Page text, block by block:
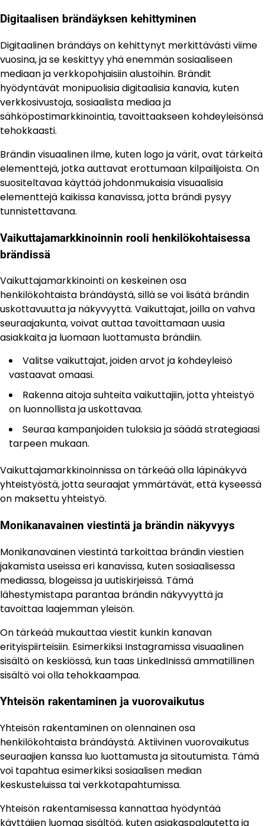
Digitaalisen brändäyksen kehittyminen
Digitaalinen brändäys on kehittynyt merkittävästi viime
vuosina, ja se keskittyy yhä enemmän sosiaaliseen
mediaan ja verkkopohjaisiin alustoihin. Brändit
hyödyntävät monipuolisia digitaalisia kanavia, kuten
verkkosivustoja, sosiaalista mediaa ja
sähköpostimarkkinointia, tavoittaakseen kohdeyleisönsä
tehokkaasti.
Brändin visuaalinen ilme, kuten logo ja värit, ovat tärkeitä
elementtejä, jotka auttavat erottumaan kilpailijoista. On
suositeltavaa käyttää johdonmukaisia visuaalisia
elementtejä kaikissa kanavissa, jotta brändi pysyy
tunnistettavana.
Vaikuttajamarkkinoinnin rooli henkilökohtaisessa
brändissä
Vaikuttajamarkkinointi on keskeinen osa
henkilökohtaista brändäystä, sillä se voi lisätä brändin
uskottavuutta ja näkyvyyttä. Vaikuttajat, joilla on vahva
seuraajakunta, voivat auttaa tavoittamaan uusia
asiakkaita ja luomaan luottamusta brändiin.
Valitse vaikuttajat, joiden arvot ja kohdeyleisö
vastaavat omaasi.
Rakenna aitoja suhteita vaikuttajiin, jotta yhteistyö
on luonnollista ja uskottavaa.
Seuraa kampanjoiden tuloksia ja säädä strategiaasi
tarpeen mukaan.
Vaikuttajamarkkinoinnissa on tärkeää olla läpinäkyvä
yhteistyöstä, jotta seuraajat ymmärtävät, että kyseessä
on maksettu yhteistyö.
Monikanavainen viestintä ja brändin näkyvyys
Monikanavainen viestintä tarkoittaa brändin viestien
jakamista useissa eri kanavissa, kuten sosiaalisessa
mediassa, blogeissa ja uutiskirjeissä. Tämä
lähestymistapa parantaa brändin näkyvyyttä ja
tavoittaa laajemman yleisön.
On tärkeää mukauttaa viestit kunkin kanavan
erityispiirteisiin. Esimerkiksi Instagramissa visuaalinen
sisältö on keskiössä, kun taas LinkedInissä ammatillinen
sisältö voi olla tehokkaampaa.
Yhteisön rakentaminen ja vuorovaikutus
Yhteisön rakentaminen on olennainen osa
henkilökohtaista brändäystä. Aktiivinen vuorovaikutus
seuraajien kanssa luo luottamusta ja sitoutumista. Tämä
voi tapahtua esimerkiksi sosiaalisen median
keskusteluissa tai verkkotapahtumissa.
Yhteisön rakentamisessa kannattaa hyödyntää
käyttäjien luomaa sisältöä, kuten asiakaspalautetta ja